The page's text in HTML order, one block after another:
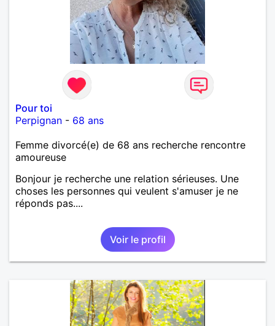
Pour toi
Perpignan - 68 ans
Femme divorcé(e) de 68 ans recherche rencontre
amoureuse
Bonjour je recherche une relation sérieuses. Une
choses les personnes qui veulent s'amuser je ne
réponds pas....
Voir le profil